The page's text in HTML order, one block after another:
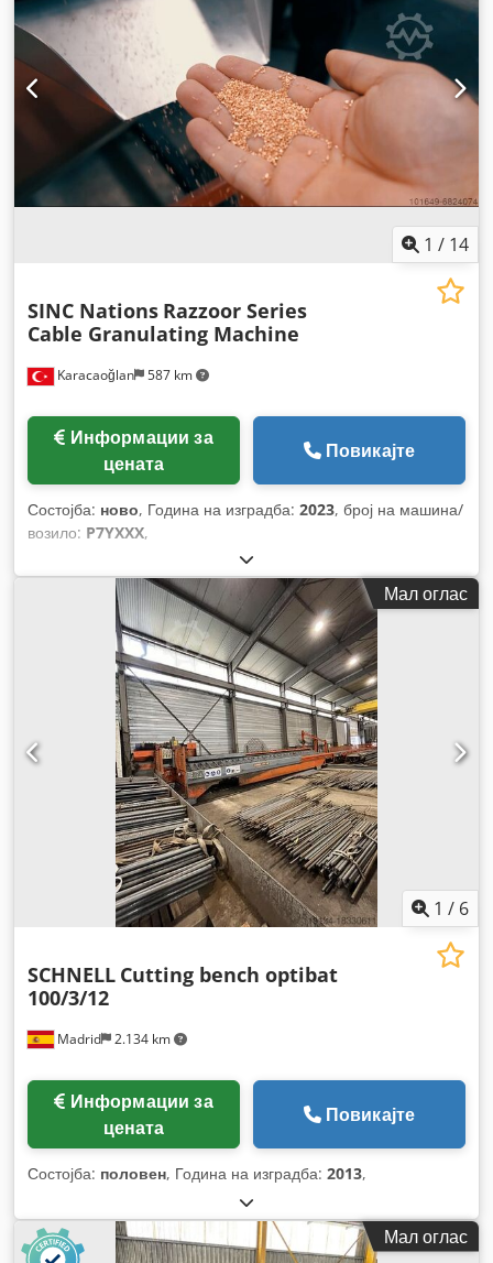
1 / 14
Karacaoğlan 587 km
SINC Nations Razzoor Series
Cable Granulating Machine
цената
Повикајте
Состојба: ново, Година на изградба: 2023, број на машина/
возило: P7YXXX,
Мал оглас
1 / 6
Madrid 2.134 km
SCHNELL Cutting bench optibat
100/3/12
цената
Повикајте
Состојба: половен, Година на изградба: 2013,
Мал оглас